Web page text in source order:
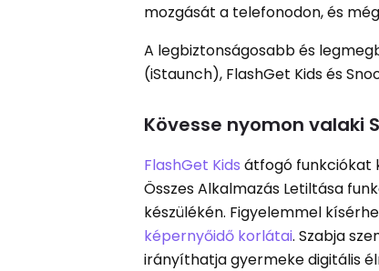
mozgását a telefonodon, és
A legbiztonságosabb és
(iStaunch), FlashGet Kids és
Kövesse nyomon valaki
FlashGet Kids átfogó funkciókat
Összes Alkalmazás Letiltása
készülékén. Figyelemmel
képernyőidő korlátai. Szabja
irányíthatja gyermeke digitális